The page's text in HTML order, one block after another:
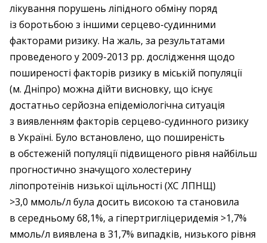
лікування порушень ліпідного обміну поряд
із боротьбою з іншими серцево-­судинними
факторами ризику. На жаль, за результатами
проведеного у 2009-2013 рр. дослідження щодо
поширеності факторів ризику в міській популяції
(м. Дніпро) можна дійти висновку, що існує
достатньо серйозна епідеміологічна ситуація
з виявленням факторів серцево-судинного ризику
в Україні. Було встановлено, що поширеність
в обстеженій популяції підвищеного рівня найбільш
прогностично значущого холестерину
ліпопротеїнів низької щільності (ХС ЛПНЩ)
>3,0 ммоль/л була досить високою та становила
в середньому 68,1%, а гіпертригліцеридемія >1,7%
ммоль/л виявлена в 31,7% випадків, низького рівня